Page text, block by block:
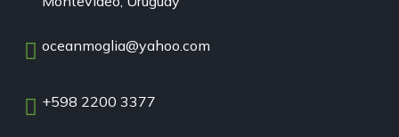
oceanmoglia@yahoo.com
+598 2200 3377